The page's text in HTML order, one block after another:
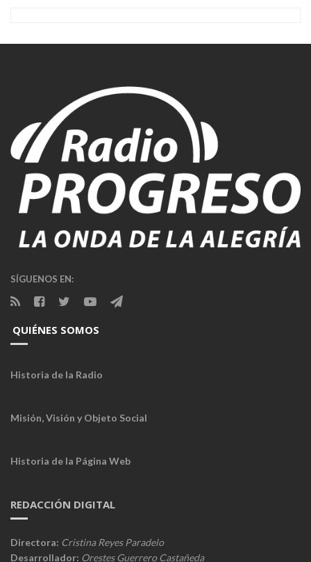
SÍGUENOS EN:
QUIÉNES SOMOS
Historia de la Radio
Misión, Visión y Objeto Social
Historia de la Página Web
REDACCIÓN DIGITAL
Directora: Cristina Reyes Paradelo
Desarrollador: Orestes Guerrero Castañeda